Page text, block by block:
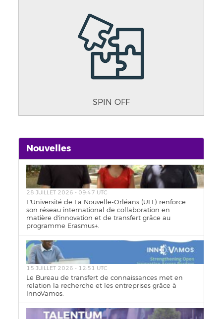
SPIN OFF
Nouvelles
28 JUILLET 2026 - 09:47 UTC
L'Université de La Nouvelle-Orléans (ULL) renforce
son réseau international de collaboration en
matière d'innovation et de transfert grâce au
programme Erasmus+.
15 JUILLET 2026 - 12:51 UTC
Le Bureau de transfert de connaissances met en
relation la recherche et les entreprises grâce à
InnoVamos.